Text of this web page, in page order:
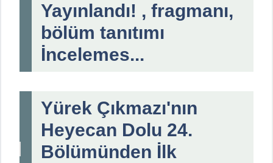
Yayınlandı! , fragmanı,
bölüm tanıtımı
İncelemes...
Yürek Çıkmazı'nın
Heyecan Dolu 24.
Bölümünden İlk